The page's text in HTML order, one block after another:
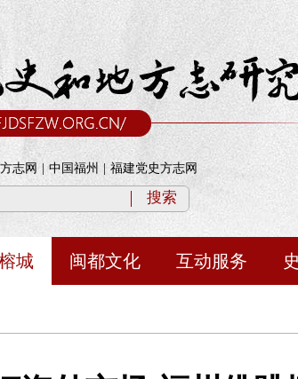
志网 中国福州 福建党史方志网
搜索
城 闽都文化 互动服务